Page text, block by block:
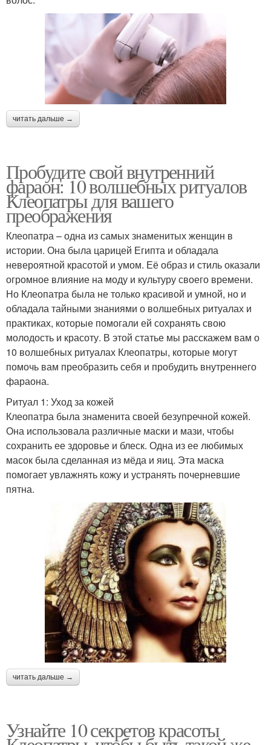
читать дальше →
Пробудите свой внутренний
фараон: 10 волшебных ритуалов
Клеопатры для вашего
преображения
Клеопатра – одна из самых знаменитых женщин в
истории. Она была царицей Египта и обладала
невероятной красотой и умом. Её образ и стиль оказали
огромное влияние на моду и культуру своего времени.
Но Клеопатра была не только красивой и умной, но и
обладала тайными знаниями о волшебных ритуалах и
практиках, которые помогали ей сохранять свою
молодость и красоту. В этой статье мы расскажем вам о
10 волшебных ритуалах Клеопатры, которые могут
помочь вам преобразить себя и пробудить внутреннего
фараона.
Ритуал 1: Уход за кожей
Клеопатра была знаменита своей безупречной кожей.
Она использовала различные маски и мази, чтобы
сохранить ее здоровье и блеск. Одна из ее любимых
масок была сделанная из мёда и яиц. Эта маска
помогает увлажнять кожу и устранять почерневшие
пятна.
читать дальше →
Узнайте 10 секретов красоты